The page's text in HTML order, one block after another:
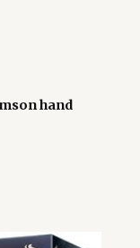
hand